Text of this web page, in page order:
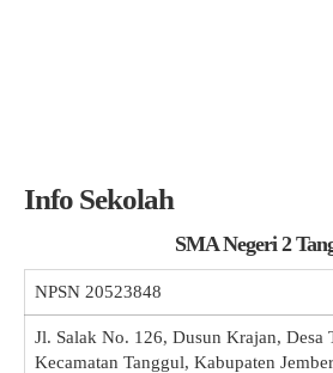
Info Sekolah
SMA Negeri 2
NPSN 20523848
Jl. Salak No. 126, Dusun Krajan, Desa
Kecamatan Tanggul, Kabupaten